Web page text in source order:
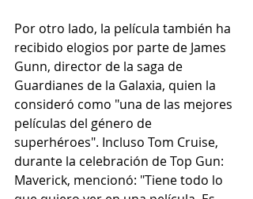
Por otro lado, la película también ha
recibido elogios por parte de James
Gunn, director de la saga de
Guardianes de la Galaxia, quien la
consideró como "una de las mejores
películas del género de
superhéroes". Incluso Tom Cruise,
durante la celebración de Top Gun:
Maverick, mencionó: "Tiene todo lo